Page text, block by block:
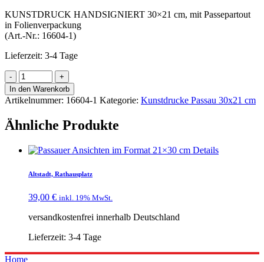
KUNSTDRUCK HANDSIGNIERT 30×21 cm, mit Passepartout
in Folienverpackung
(Art.-Nr.: 16604-1)
Lieferzeit: 3-4 Tage
In den Warenkorb
Artikelnummer: 16604-1 Kategorie: Kunstdrucke Passau 30x21 cm
Ähnliche Produkte
Details
Altstadt, Rathausplatz
39,00 € inkl. 19% MwSt.
versandkostenfrei innerhalb Deutschland
Lieferzeit: 3-4 Tage
Home